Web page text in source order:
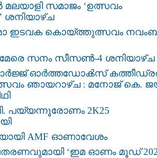
സമാജം ‘ഉത്സവം
ശനിയാഴ്ച
ഇടവക കൊയ്ത്തുത്സവം
സനം സീസൺ-4 ശനിയാഴ്ച
ഓർത്തഡോൿസ്‌
ഞായറാഴ്ച : മനോജ് കെ.
പയ്യന്നൂരോണം 2K25
AMF ഓണാവേശം
‘ഇമ ഓണം മൂഡ്